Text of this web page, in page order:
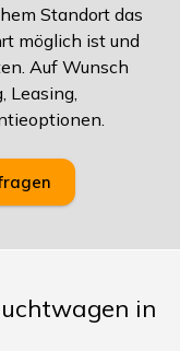
Standort das
möglich ist und
Auf Wunsch
Leasing,
in